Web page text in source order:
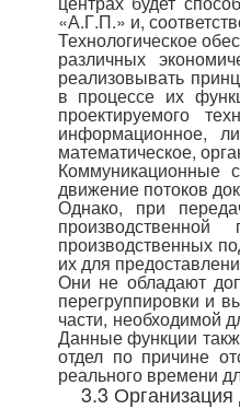
«А.Г.П.» и,
Технологическое
различных
реализовывать
в процессе их
проек­тируемого
информаци­онное,
математическое,
Коммуникационные
движение потоков
Однако, при
производственных
их для
Они не обладают
перегруппировки и
части, необходимой
Данные функции
отдел по причине
реального времени
3.3